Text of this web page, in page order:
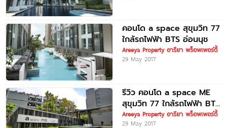
คอนโด a space สุขุมวิท 77
ใกล้รถไฟฟ้า BTS อ่อนนุช
Areeya Property อารียา พร็อพเพอร์ตี้
29 May 2017
รีวิว คอนโด a space ME
สุขุมวิท 77 ใกล้รถไฟฟ้า BTS
อ่อนนุช
Areeya Property อารียา พร็อพเพอร์ตี้
29 May 2017